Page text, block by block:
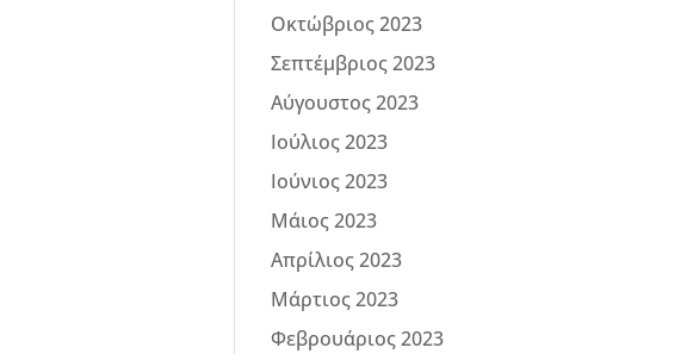
Οκτώβριος 2023
Σεπτέμβριος 2023
Αύγουστος 2023
Ιούλιος 2023
Ιούνιος 2023
Μάιος 2023
Απρίλιος 2023
Μάρτιος 2023
Φεβρουάριος 2023